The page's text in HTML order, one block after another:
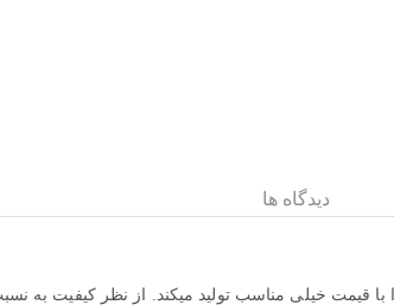
دیدگاه ها
خیلی مناسب تولید میکند. از نظر کیفیت به